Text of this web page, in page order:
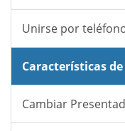
Unirse por
Características
Cambiar